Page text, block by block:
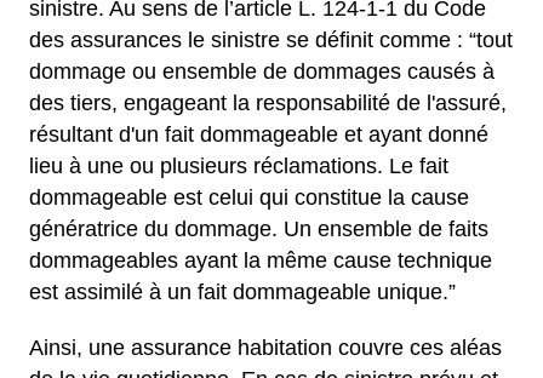
sinistre. Au sens de l’article L. 124-1-1 du Code
des assurances le sinistre se définit comme : “tout
dommage ou ensemble de dommages causés à
des tiers, engageant la responsabilité de l'assuré,
résultant d'un fait dommageable et ayant donné
lieu à une ou plusieurs réclamations. Le fait
dommageable est celui qui constitue la cause
génératrice du dommage. Un ensemble de faits
dommageables ayant la même cause technique
est assimilé à un fait dommageable unique.”
Ainsi, une assurance habitation couvre ces aléas